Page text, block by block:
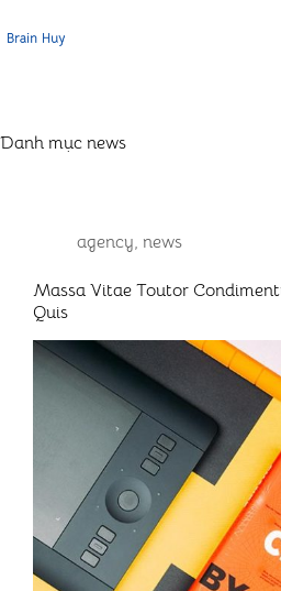
đến
Danh mục news
agency, news
Massa Vitae Toutor
Quis